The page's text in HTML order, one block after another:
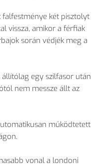
két pisztolyt
vissza, amikor a férfiak
során védjék meg a
egy szilfasor után
nem messze állt az
működtetett
vonal a londoni